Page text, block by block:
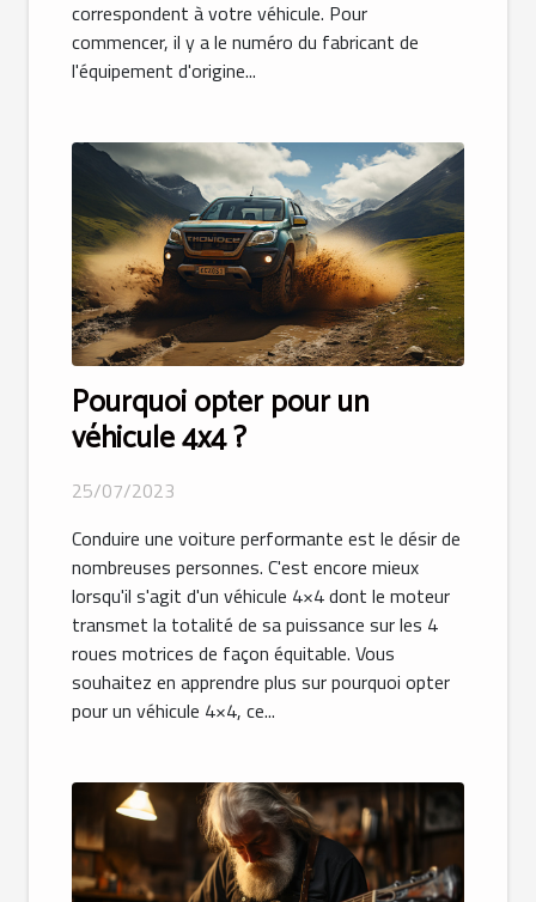
correspondent à votre véhicule. Pour
commencer, il y a le numéro du fabricant de
l'équipement d'origine...
Pourquoi opter pour un
véhicule 4x4 ?
25/07/2023
Conduire une voiture performante est le désir de
nombreuses personnes. C'est encore mieux
lorsqu'il s'agit d'un véhicule 4×4 dont le moteur
transmet la totalité de sa puissance sur les 4
roues motrices de façon équitable. Vous
souhaitez en apprendre plus sur pourquoi opter
pour un véhicule 4×4, ce...